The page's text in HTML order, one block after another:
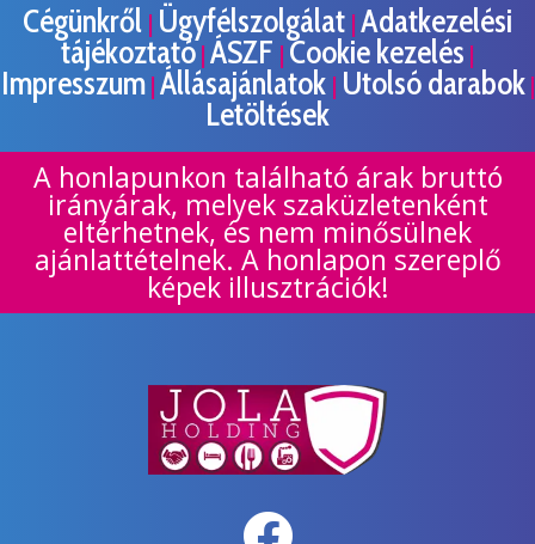
Cégünkről | Ügyfélszolgálat | Adatkezelési
tájékoztató | ÁSZF | Cookie kezelés |
Impresszum| Állásajánlatok | Utolsó darabok|
Letöltések
A honlapunkon található árak bruttó
irányárak, melyek szaküzletenként
eltérhetnek, és nem minősülnek
ajánlattételnek. A honlapon szereplő
képek illusztrációk!